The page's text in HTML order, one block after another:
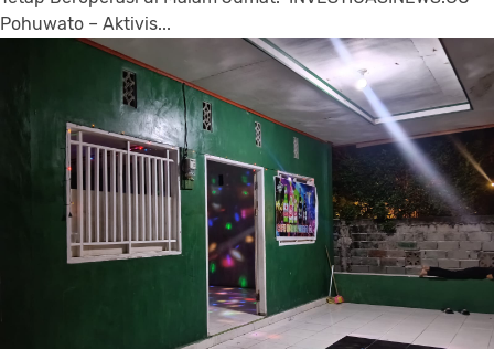
Pohuwato – Aktivis...